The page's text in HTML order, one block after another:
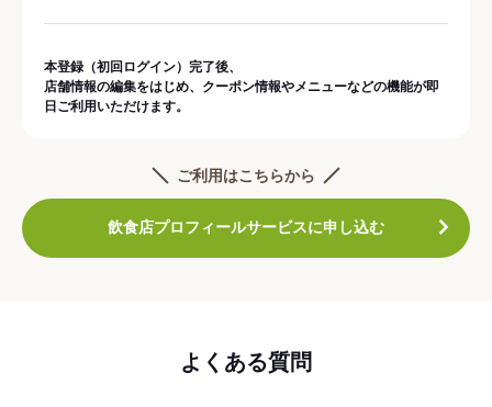
本登録（初回ログイン）完了後、
店舗情報の編集をはじめ、クーポン情報やメニューなどの機能が即
日ご利用いただけます。
ご利用はこちらから
飲食店プロフィールサービスに申し込む
よくある質問